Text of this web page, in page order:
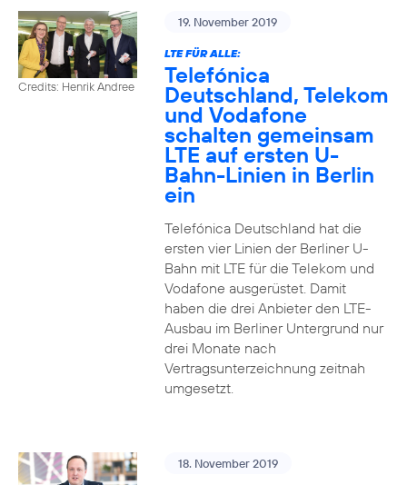
Credits: Henrik Andree
19. November 2019
LTE FÜR ALLE:
Telefónica
Deutschland, Telekom
und Vodafone
schalten gemeinsam
LTE auf ersten U-
Bahn-Linien in Berlin
ein
Telefónica Deutschland hat die
ersten vier Linien der Berliner U-
Bahn mit LTE für die Telekom und
Vodafone ausgerüstet. Damit
haben die drei Anbieter den LTE-
Ausbau im Berliner Untergrund nur
drei Monate nach
Vertragsunterzeichnung zeitnah
umgesetzt.
18. November 2019